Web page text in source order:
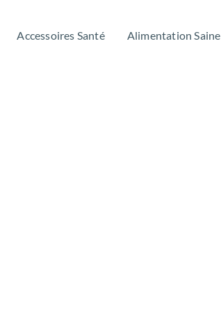
Accessoires Santé Alimentation Saine